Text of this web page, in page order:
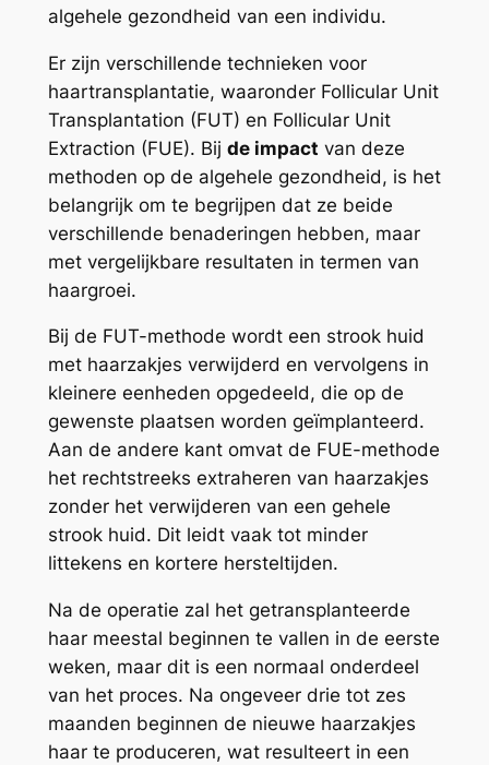
algehele gezondheid van een individu.
Er zijn verschillende technieken voor
haartransplantatie, waaronder Follicular Unit
Transplantation (FUT) en Follicular Unit
Extraction (FUE). Bij de impact van deze
methoden op de algehele gezondheid, is het
belangrijk om te begrijpen dat ze beide
verschillende benaderingen hebben, maar
met vergelijkbare resultaten in termen van
haargroei.
Bij de FUT-methode wordt een strook huid
met haarzakjes verwijderd en vervolgens in
kleinere eenheden opgedeeld, die op de
gewenste plaatsen worden geïmplanteerd.
Aan de andere kant omvat de FUE-methode
het rechtstreeks extraheren van haarzakjes
zonder het verwijderen van een gehele
strook huid. Dit leidt vaak tot minder
littekens en kortere hersteltijden.
Na de operatie zal het getransplanteerde
haar meestal beginnen te vallen in de eerste
weken, maar dit is een normaal onderdeel
van het proces. Na ongeveer drie tot zes
maanden beginnen de nieuwe haarzakjes
haar te produceren, wat resulteert in een